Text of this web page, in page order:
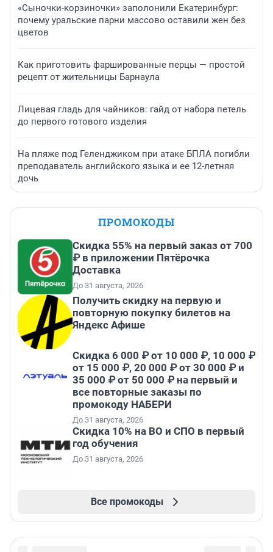
«Сыночки-корзиночки» заполонили Екатеринбург:
почему уральские парни массово оставили жен без
цветов
Как приготовить фаршированные перцы — простой
рецепт от жительницы Барнаула
Лицевая гладь для чайников: гайд от набора петель
до первого готового изделия
На пляже под Геленджиком при атаке БПЛА погибли
преподаватель английского языка и ее 12-летняя
дочь
ПРОМОКОДЫ
Скидка 55% на первый заказ от 700
₽ в приложении Пятёрочка
Доставка
До 31 августа, 2026
Получить скидку на первую и
повторную покупку билетов на
Яндекс Афише
Скидка 6 000 ₽ от 10 000 ₽, 10 000 ₽
от 15 000 ₽, 20 000 ₽ от 30 000 ₽ и
35 000 ₽ от 50 000 ₽ на первый и
все повторные заказы по
промокоду НАБЕРИ
До 31 августа, 2026
Скидка 10% на ВО и СПО в первый
год обучения
До 31 августа, 2026
Все промокоды